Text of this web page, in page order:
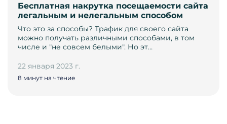
Бесплатная накрутка посещаемости сайта
легальным и нелегальным способом
Что это за способы? Трафик для своего сайта
можно получать различными способами, в том
числе и "не совсем белыми". Но эт…
22 января 2023 г.
8 минут на чтение